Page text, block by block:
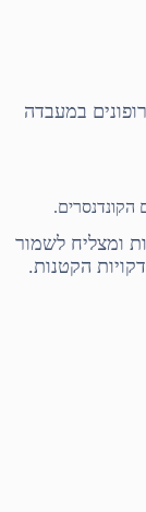
במעבדה
הקונדנסרים.
ומצליח לשמור
הקטנות.